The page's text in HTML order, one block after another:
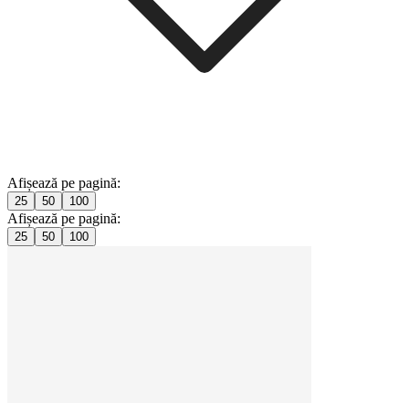
Afișează pe pagină:
25 50 100
Afișează pe pagină:
25 50 100